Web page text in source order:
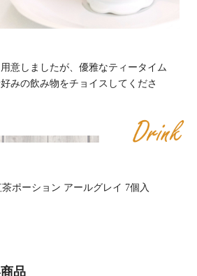
意しましたが、優雅なティータイム
みの飲み物をチョイスしてくださ
茶ポーション アールグレイ 7個入
品